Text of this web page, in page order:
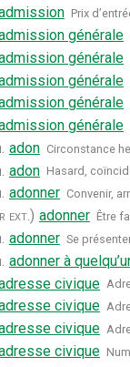
Prix
générale
générale
générale
générale
générale
adon Circonstance
adon Hasard,
adonner Convenir,
ext.) adonner Être
adonner Se
adonner à
civique
civique
civique
civique